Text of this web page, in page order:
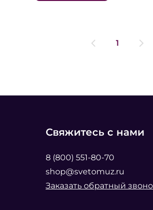
1
Свяжитесь с нами
8 (800) 551-80-70
shop@svetomuz.ru
Заказать обратный